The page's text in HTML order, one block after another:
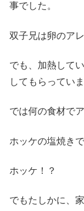
事でした。
双子兄は卵のア
でも、加熱して
してもらっていま
では何の食材で
ホッケの塩焼きで
ホッケ！？
でもたしかに、